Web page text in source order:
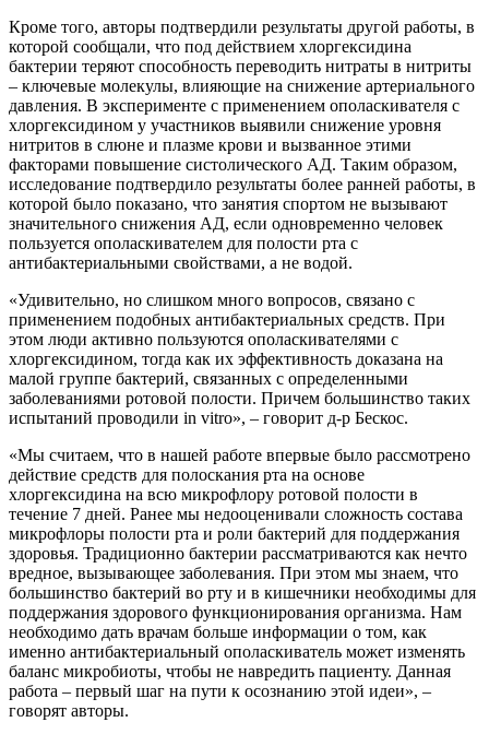
Кроме того, авторы подтвердили результаты другой работы, в
которой сообщали, что под действием хлоргексидина
бактерии теряют способность переводить нитраты в нитриты
– ключевые молекулы, влияющие на снижение артериального
давления. В эксперименте с применением ополаскивателя с
хлоргексидином у участников выявили снижение уровня
нитритов в слюне и плазме крови и вызванное этими
факторами повышение систолического АД. Таким образом,
исследование подтвердило результаты более ранней работы, в
которой было показано, что занятия спортом не вызывают
значительного снижения АД, если одновременно человек
пользуется ополаскивателем для полости рта с
антибактериальными свойствами, а не водой.
«Удивительно, но слишком много вопросов, связано с
применением подобных антибактериальных средств. При
этом люди активно пользуются ополаскивателями с
хлоргексидином, тогда как их эффективность доказана на
малой группе бактерий, связанных с определенными
заболеваниями ротовой полости. Причем большинство таких
испытаний проводили in vitro», – говорит д-р Бескос.
«Мы считаем, что в нашей работе впервые было рассмотрено
действие средств для полоскания рта на основе
хлоргексидина на всю микрофлору ротовой полости в
течение 7 дней. Ранее мы недооценивали сложность состава
микрофлоры полости рта и роли бактерий для поддержания
здоровья. Традиционно бактерии рассматриваются как нечто
вредное, вызывающее заболевания. При этом мы знаем, что
большинство бактерий во рту и в кишечники необходимы для
поддержания здорового функционирования организма. Нам
необходимо дать врачам больше информации о том, как
именно антибактериальный ополаскиватель может изменять
баланс микробиоты, чтобы не навредить пациенту. Данная
работа – первый шаг на пути к осознанию этой идеи», –
говорят авторы.